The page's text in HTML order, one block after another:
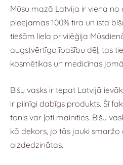
Mūsu mazā Latvija ir viena
pieejamas 100% tīra un īsta
tiešām liela privilēģija
augstvērtīgo īpašību dēļ, tas
kosmētikas un medicīnas
Bišu vasks ir tepat Latvijā
ir pilnīgi dabīgs produkts. Šī
tonis var ļoti mainīties. Bišu
kā dekors, jo tās jauki
aizdedzinātas.